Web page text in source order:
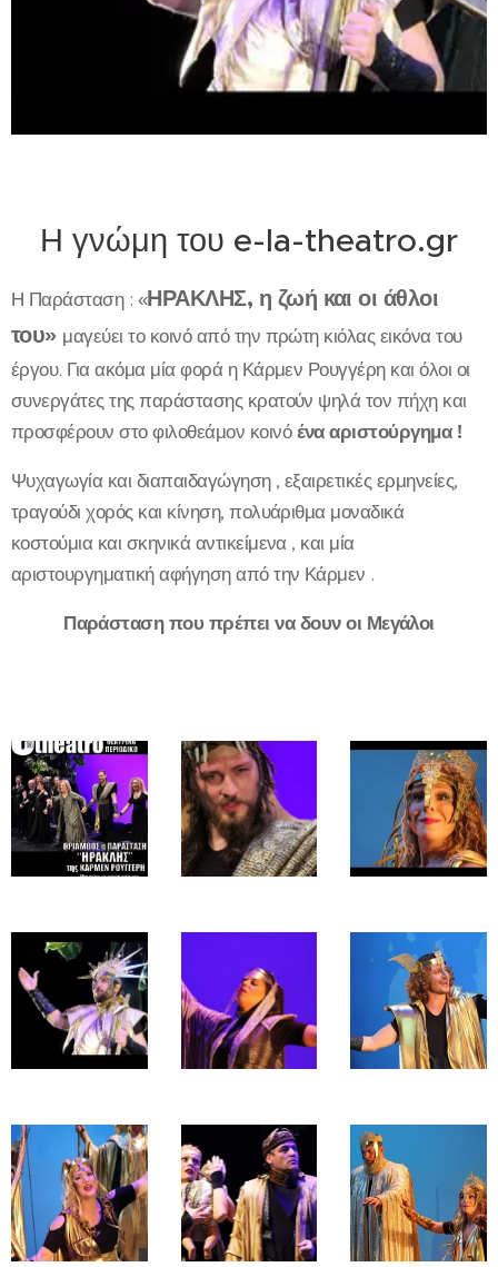
Η γνώμη του e-la-theatro.gr
Η Παράσταση : «ΗΡΑΚΛΗΣ, η ζωή και οι άθλοι
του» μαγεύει το κοινό από την πρώτη κιόλας εικόνα του
έργου. Για ακόμα μία φορά η Κάρμεν Ρουγγέρη και όλοι οι
συνεργάτες της παράστασης κρατούν ψηλά τον πήχη και
προσφέρουν στο φιλοθεάμον κοινόένα αριστούργημα !
Ψυχαγωγία και διαπαιδαγώγηση , εξαιρετικές ερμηνείες,
τραγούδι χορός και κίνηση, πολυάριθμα μοναδικά
κοστούμια και σκηνικά αντικείμενα , και μία
αριστουργηματική αφήγηση από την Κάρμεν .
Παράσταση που πρέπει να δουν οι Μεγάλοι